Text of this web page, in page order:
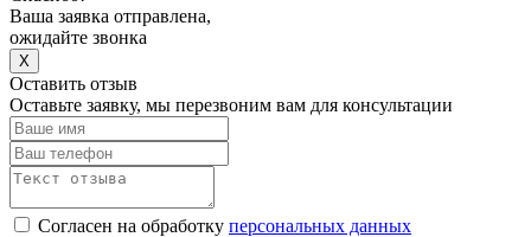
Ваша заявка отправлена,
ожидайте звонка
X
Оставить отзыв
Оставьте заявку, мы перезвоним вам для консультации
Согласен на обработку персональных данных